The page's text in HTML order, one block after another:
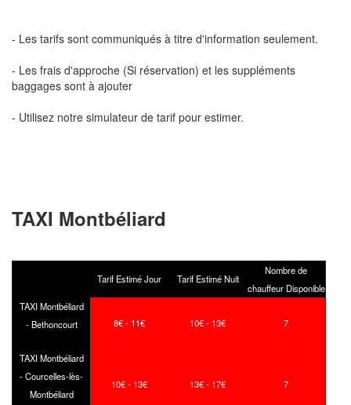
- Les tarifs sont communiqués à titre d'information seulement.
- Les frais d'approche (Si réservation) et les suppléments
baggages sont à ajouter
- Utilisez notre simulateur de tarif pour estimer.
TAXI Montbéliard
Tarif Estimé Jour Tarif Estimé Nuit
Nombre de
chauffeur Disponible
TAXI Montbéliard
- Bethoncourt
8€ - 11€ 10€ - 13€ 7
TAXI Montbéliard
- Courcelles-lès-
Montbéliard
10€ - 13€ 13€ - 17€ 7